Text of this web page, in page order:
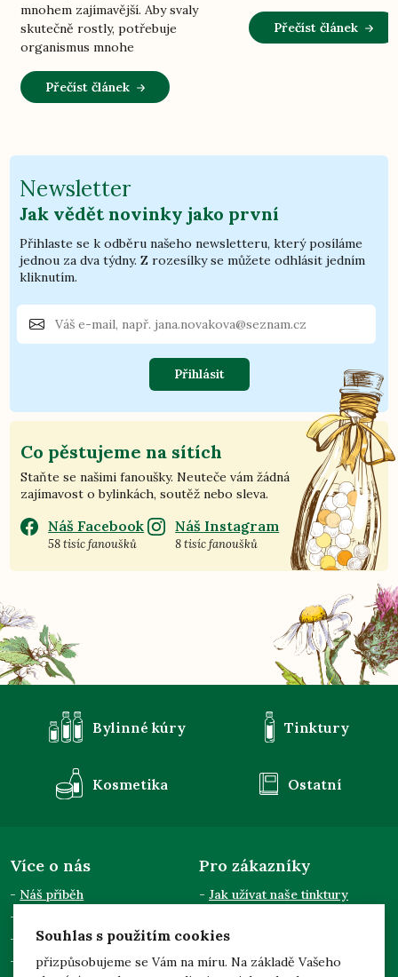
Souhlas s použitím cookies
přizpůsobujeme se Vám na míru. Na základě Vašeho
mnohem zajímavější. Aby svaly
skutečně rostly, potřebuje
organismus mnohe
Přečíst článek
Přečíst článek
Newsletter
Jak vědět novinky jako první
Přihlaste se k odběru našeho newsletteru, který posíláme
jednou za dva týdny. Z rozesílky se můžete odhlásit jedním
kliknutím.
Přihlásit
Co pěstujeme na sítích
Staňte se našimi fanoušky. Neuteče vám žádná
zajímavost o bylinkách, soutěž nebo sleva.
Náš Facebook
58 tisíc fanoušků
Náš Instagram
8 tisíc fanoušků
Bylinné kúry Tinktury
Kosmetika Ostatní
Více o nás
Náš příběh
Kontakty
Pro odběratele
Pro zákazníky
Jak užívat naše tinktury
Doprava a platba
Zpracování osobních údajů